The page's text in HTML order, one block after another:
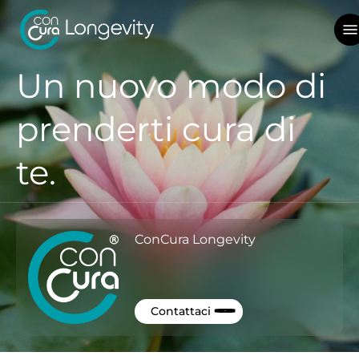
main
Un nuovo modo di
prenderti cura di
te.
ConCura Longevity
Contattaci